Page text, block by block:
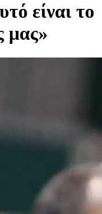
είναι το
μας»